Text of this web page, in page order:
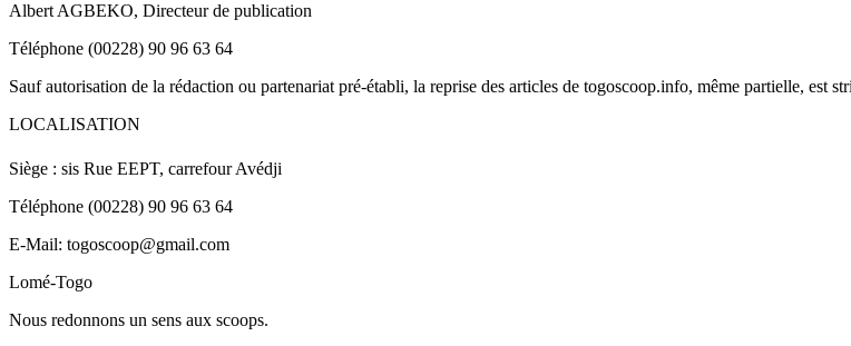
Albert AGBEKO, Directeur de publication
Téléphone (00228) 90 96 63 64
Sauf autorisation de la rédaction ou partenariat pré-établi, la reprise des articles de togoscoop.info, même partielle, est
LOCALISATION
Siège : sis Rue EEPT, carrefour Avédji
Téléphone (00228) 90 96 63 64
E-Mail: togoscoop@gmail.com
Lomé-Togo
Nous redonnons un sens aux scoops.